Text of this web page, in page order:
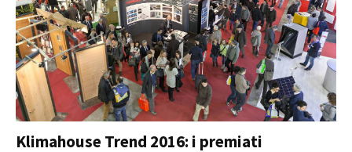
Klimahouse Trend 2016: i premiati